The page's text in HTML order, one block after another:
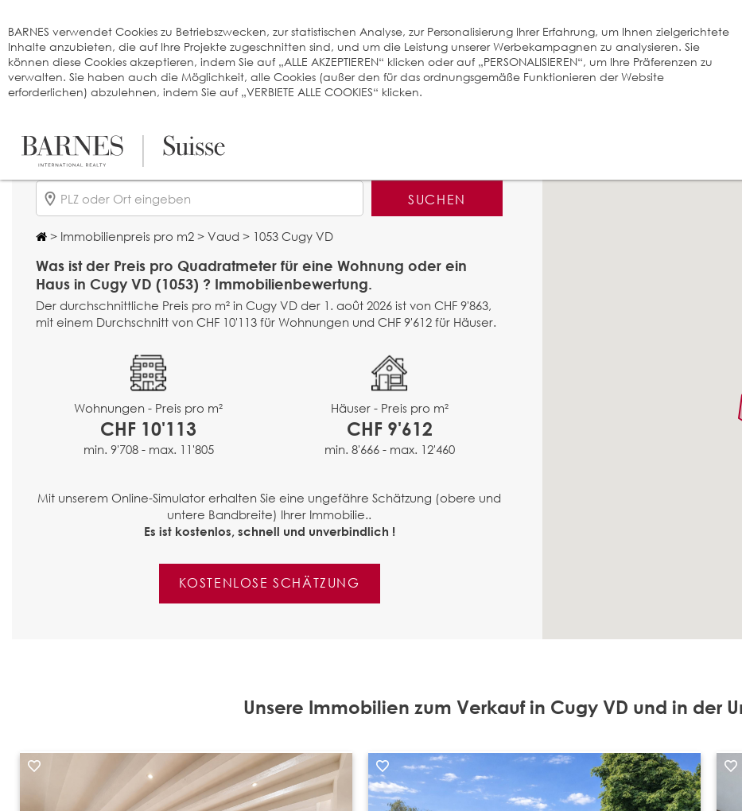
SUCHEN
> Immobilienpreis pro m2 > Vaud > 1053 Cugy VD
Was ist der Preis pro Quadratmeter für eine Wohnung oder ein
Haus in Cugy VD (1053) ? Immobilienbewertung.
Der durchschnittliche Preis pro m² in Cugy VD der 1. août 2026 ist von CHF 9'863,
mit einem Durchschnitt von CHF 10'113 für Wohnungen und CHF 9'612 für Häuser.
Wohnungen - Preis pro m²
CHF 10'113
min. 9'708 - max. 11'805
Häuser - Preis pro m²
CHF 9'612
min. 8'666 - max. 12'460
Mit unserem Online-Simulator erhalten Sie eine ungefähre Schätzung (obere und
untere Bandbreite) Ihrer Immobilie..
Es ist kostenlos, schnell und unverbindlich !
KOSTENLOSE SCHÄTZUNG
Unsere Immobilien zum Verkauf in Cugy VD und in der
BARNES verwendet Cookies zu Betriebszwecken, zur statistischen Analyse, zur Personalisierung Ihrer Erfahrung, um Ihnen zielgerichtete
Inhalte anzubieten, die auf Ihre Projekte zugeschnitten sind, und um die Leistung unserer Werbekampagnen zu analysieren. Sie
können diese Cookies akzeptieren, indem Sie auf „ALLE AKZEPTIEREN“ klicken oder auf „PERSONALISIEREN“, um Ihre Präferenzen zu
verwalten. Sie haben auch die Möglichkeit, alle Cookies (außer den für das ordnungsgemäße Funktionieren der Website
erforderlichen) abzulehnen, indem Sie auf „VERBIETE ALLE COOKIES“ klicken.